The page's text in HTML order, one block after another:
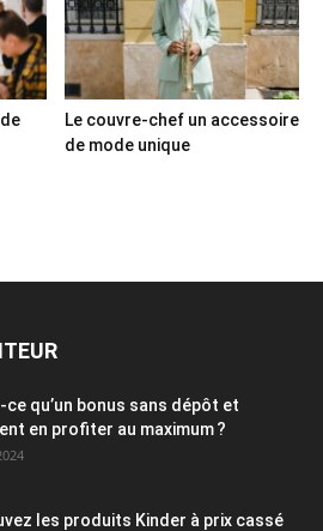
Le couvre-chef un accessoire
de mode unique
ce qu’un bonus sans dépôt et
en profiter au maximum ?
les produits Kinder à prix cassé